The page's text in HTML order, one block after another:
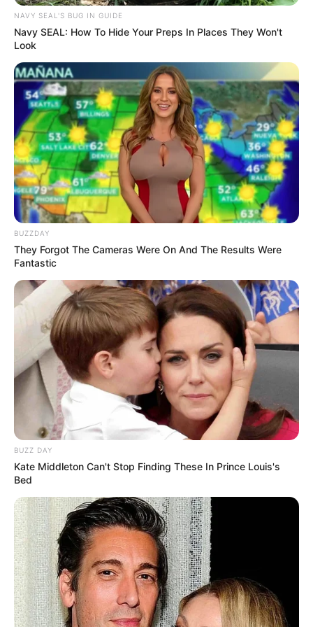
Serem! 9 Chat Ojek Online &
Pelanggan Ini Bikin Auto
Merinding
Bikin Ngakak, 10 Potret
Cosplay Murah Pakai Bahan
Seadanya
Anti Mainstream, 10 Cara
Membawa Barang Belanjaan
Versi Warga Thailand
NAVY SEAL'S BUG IN GUIDE
Navy SEAL: How To Hide Your Preps In Places They Won't
Look
BUZZDAY
They Forgot The Cameras Were On And The Results Were
Fantastic
BUZZ DAY
Kate Middleton Can't Stop Finding These In Prince Louis's
Bed